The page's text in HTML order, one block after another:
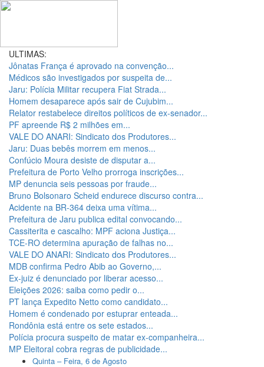
ULTIMAS:
Jônatas França é aprovado na convenção...
Médicos são investigados por suspeita de...
Jaru: Polícia Militar recupera Fiat Strada...
Homem desaparece após sair de Cujubim...
Relator restabelece direitos políticos de ex-senador...
PF apreende R$ 2 milhões em...
VALE DO ANARI: Sindicato dos Produtores...
Jaru: Duas bebês morrem em menos...
Confúcio Moura desiste de disputar a...
Prefeitura de Porto Velho prorroga inscrições...
MP denuncia seis pessoas por fraude...
Bruno Bolsonaro Scheid endurece discurso contra...
Acidente na BR-364 deixa uma vítima...
Prefeitura de Jaru publica edital convocando...
Cassiterita e cascalho: MPF aciona Justiça...
TCE-RO determina apuração de falhas no...
VALE DO ANARI: Sindicato dos Produtores...
MDB confirma Pedro Abib ao Governo,...
Ex-juiz é denunciado por liberar acesso...
Eleições 2026: saiba como pedir o...
PT lança Expedito Netto como candidato...
Homem é condenado por estuprar enteada...
Rondônia está entre os sete estados...
Polícia procura suspeito de matar ex-companheira...
MP Eleitoral cobra regras de publicidade...
Quinta – Feira, 6 de Agosto